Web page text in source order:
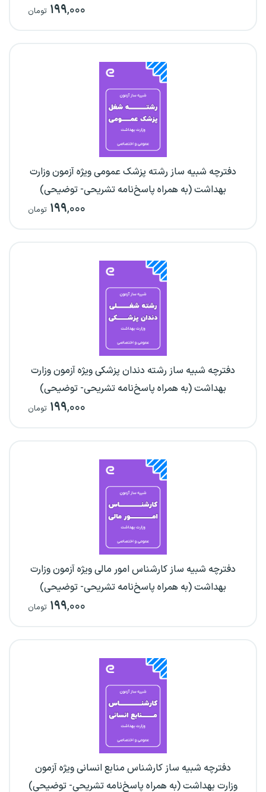
۱۹۹,۰۰۰ تومان
دفترچه شبیه ساز رشته پزشک عمومی ویژه آزمون وزارت
بهداشت (به همراه پاسخ‌نامه تشریحی- توضیحی)
۱۹۹,۰۰۰ تومان
دفترچه شبیه ساز رشته دندان پزشکی ویژه آزمون وزارت
بهداشت (به همراه پاسخ‌نامه تشریحی- توضیحی)
۱۹۹,۰۰۰ تومان
دفترچه شبیه ساز کارشناس امور مالی ویژه آزمون وزارت
بهداشت (به همراه پاسخ‌نامه تشریحی- توضیحی)
۱۹۹,۰۰۰ تومان
دفترچه شبیه ساز کارشناس منابع انسانی ویژه آزمون
وزارت بهداشت (به همراه پاسخ‌نامه تشریحی- توضیحی)